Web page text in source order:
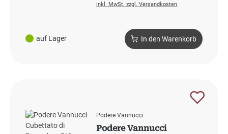
auf Lager
inkl. MwSt. zzgl. Versandkosten
In den Warenkorb
Podere Vannucci
Podere Vannucci